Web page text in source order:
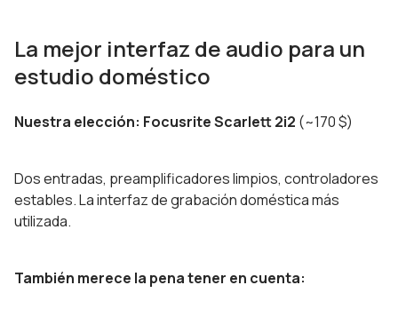
La mejor interfaz de audio para un
estudio doméstico
Nuestra elección: Focusrite Scarlett 2i2 (~170 $)
Dos entradas, preamplificadores limpios, controladores
estables. La interfaz de grabación doméstica más
utilizada.
También merece la pena tener en cuenta: